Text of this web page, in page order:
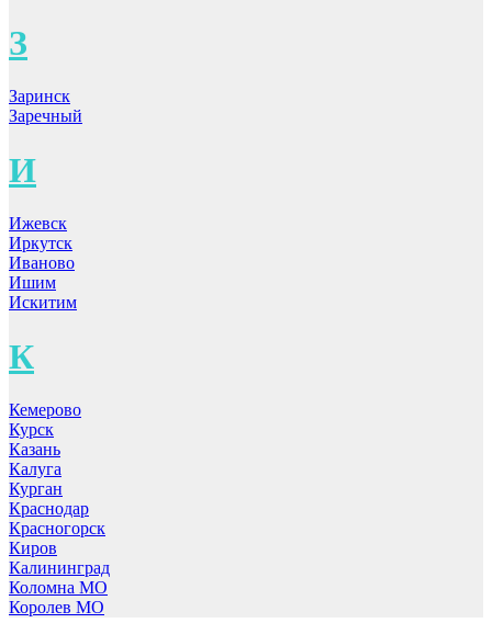
З
Заринск
Заречный
И
Ижевск
Иркутск
Иваново
Ишим
Искитим
К
Кемерово
Курск
Казань
Калуга
Курган
Краснодар
Красногорск
Киров
Калининград
Коломна МО
Королев МО